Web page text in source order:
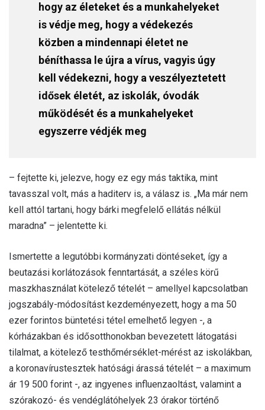
hogy az életeket és a munkahelyeket
is védje meg, hogy a védekezés
közben a mindennapi életet ne
béníthassa le újra a vírus, vagyis úgy
kell védekezni, hogy a veszélyeztetett
idősek életét, az iskolák, óvodák
működését és a munkahelyeket
egyszerre védjék meg
– fejtette ki, jelezve, hogy ez egy más taktika, mint
tavasszal volt, más a haditerv is, a válasz is. „Ma már nem
kell attól tartani, hogy bárki megfelelő ellátás nélkül
maradna” – jelentette ki.
Ismertette a legutóbbi kormányzati döntéseket, így a
beutazási korlátozások fenntartását, a széles körű
maszkhasználat kötelező tételét – amellyel kapcsolatban
jogszabály-módosítást kezdeményezett, hogy a ma 50
ezer forintos büntetési tétel emelhető legyen -, a
kórházakban és idősotthonokban bevezetett látogatási
tilalmat, a kötelező testhőmérséklet-mérést az iskolákban,
a koronavírustesztek hatósági árassá tételét – a maximum
ár 19 500 forint -, az ingyenes influenzaoltást, valamint a
szórakozó- és vendéglátóhelyek 23 órakor történő